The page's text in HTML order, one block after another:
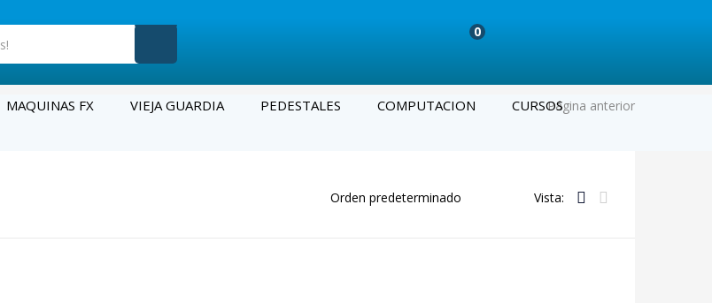
0
MAQUINAS FX VIEJA GUARDIA PEDESTALES COMPUTACION CURSOSPágina anterior
Vista: